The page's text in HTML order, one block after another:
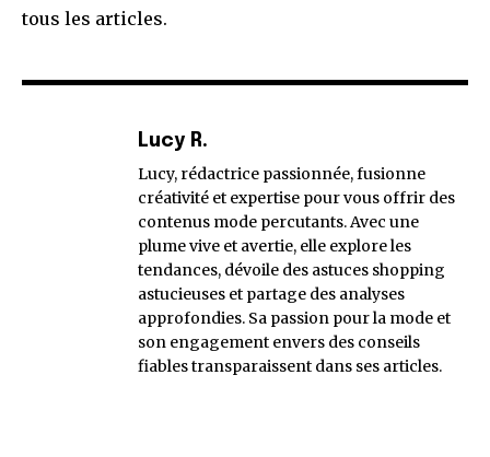
tous les articles.
Lucy R.
Lucy, rédactrice passionnée, fusionne
créativité et expertise pour vous offrir des
contenus mode percutants. Avec une
plume vive et avertie, elle explore les
tendances, dévoile des astuces shopping
astucieuses et partage des analyses
approfondies. Sa passion pour la mode et
son engagement envers des conseils
fiables transparaissent dans ses articles.